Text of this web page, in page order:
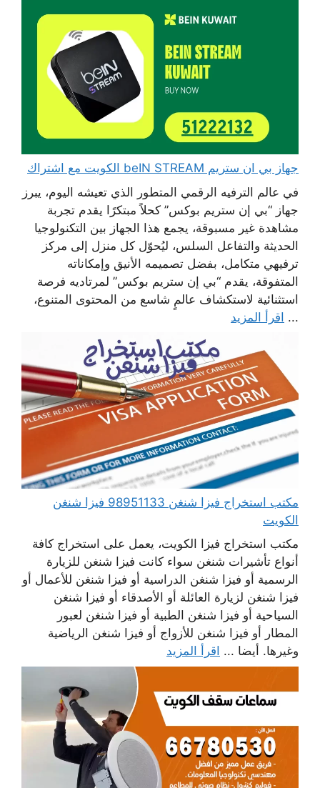
جهاز بي ان ستريم beIN STREAM الكويت مع اشتراك
في عالم الترفيه الرقمي المتطور الذي تعيشه اليوم، يبرز
جهاز “بي إن ستريم بوكس” كحلاً مبتكرًا يقدم تجربة
مشاهدة غير مسبوقة، يجمع هذا الجهاز بين التكنولوجيا
الحديثة والتفاعل السلس، ليُحوّل كل منزل إلى مركز
ترفيهي متكامل، بفضل تصميمه الأنيق وإمكاناته
المتفوقة، يقدم “بي إن ستريم بوكس” لمرتاديه فرصة
استثنائية لاستكشاف عالمٍ شاسع من المحتوى المتنوع،
... اقرأ المزيد
مكتب استخراج فيزا شنغن 98951133 فيزا شنغن
الكويت
مكتب استخراج فيزا الكويت، يعمل على استخراج كافة
أنواع تأشيرات شنغن سواء كانت فيزا شنغن للزيارة
الرسمية أو فيزا شنغن الدراسية أو فيزا شنغن للأعمال أو
فيزا شنغن لزيارة العائلة أو الأصدقاء أو فيزا شنغن
السياحية أو فيزا شنغن الطبية أو فيزا شنغن لعبور
المطار أو فيزا شنغن للأزواج أو فيزا شنغن الرياضية
وغيرها. أيضا ... اقرأ المزيد